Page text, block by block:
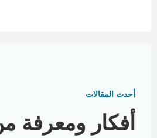
أحدث المقالات
أفكار ومعرفة